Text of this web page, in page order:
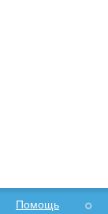
Помощь